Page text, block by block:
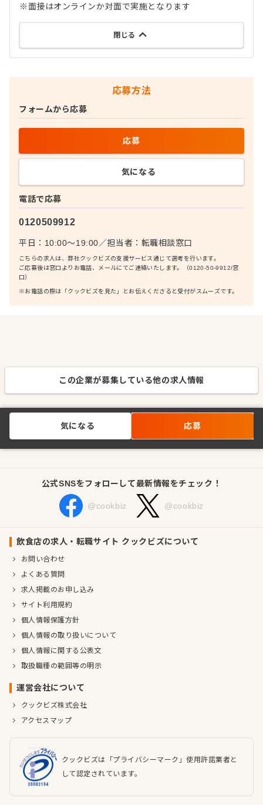
※面接はオンラインか対面で実施となります
閉じる
応募方法
電話で応募
0120509912
平日：10:00〜19:00／担当者： 転職相談窓口
こちらの求人は、弊社クックビズの支援サービス通じて選考を行います。
ご応募後は窓口よりお電話、メールにてご連絡いたします。（0120-50-9912/窓
口）
※お電話の際は「クックビズを見た」とお伝えくださると受付がスムーズです。
フォームから応募
応募
気になる
この企業が募集している他の求人情報
気になる 応募
公式SNSをフォローして最新情報をチェック！
@cookbiz @cookbiz
飲食店の求人・転職サイト クックビズについて
お問い合わせ
よくある質問
求人掲載のお申し込み
サイト利用規約
個人情報保護方針
個人情報の取り扱いについて
個人情報に関する公表文
取扱職種の範囲等の明示
運営会社について
クックビズ株式会社
アクセスマップ
クックビズは「プライバシーマーク」使用許諾業者と
して認定されています。